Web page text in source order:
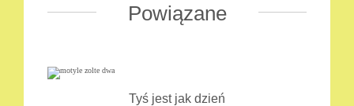
Powiązane
Tyś jest jak dzień